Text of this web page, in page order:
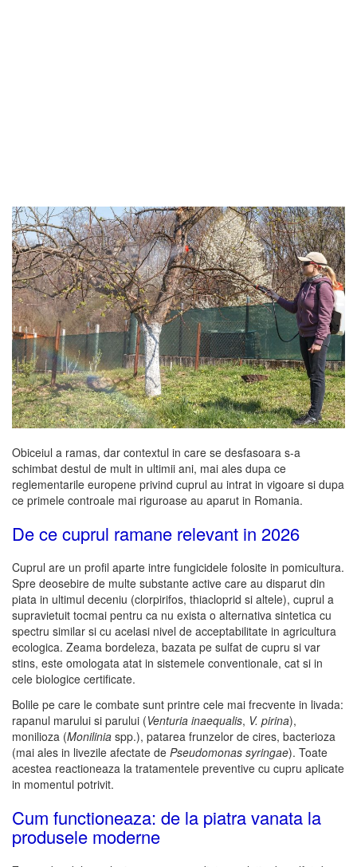
Obiceiul a ramas, dar contextul in care se desfasoara s-a
schimbat destul de mult in ultimii ani, mai ales dupa ce
reglementarile europene privind cuprul au intrat in vigoare si dupa
ce primele controale mai riguroase au aparut in Romania.
De ce cuprul ramane relevant in 2026
Cuprul are un profil aparte intre fungicidele folosite in pomicultura.
Spre deosebire de multe substante active care au disparut din
piata in ultimul deceniu (clorpirifos, thiacloprid si altele), cuprul a
supravietuit tocmai pentru ca nu exista o alternativa sintetica cu
spectru similar si cu acelasi nivel de acceptabilitate in agricultura
ecologica. Zeama bordeleza, bazata pe sulfat de cupru si var
stins, este omologata atat in sistemele conventionale, cat si in
cele biologice certificate.
Bolile pe care le combate sunt printre cele mai frecvente in livada:
rapanul marului si parului (Venturia inaequalis, V. pirina),
monilioza (Monilinia spp.), patarea frunzelor de cires, bacterioza
(mai ales in livezile afectate de Pseudomonas syringae). Toate
acestea reactioneaza la tratamentele preventive cu cupru aplicate
in momentul potrivit.
Cum functioneaza: de la piatra vanata la
produsele moderne